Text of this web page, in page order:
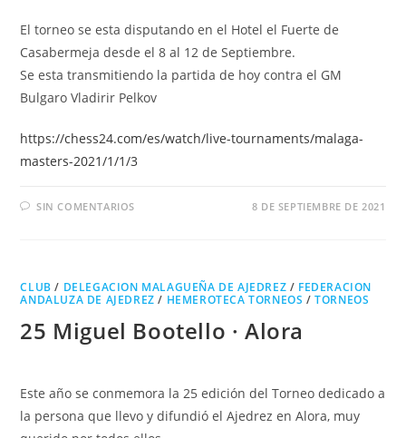
El torneo se esta disputando en el Hotel el Fuerte de
Casabermeja desde el 8 al 12 de Septiembre.
Se esta transmitiendo la partida de hoy contra el GM
Bulgaro Vladirir Pelkov
https://chess24.com/es/watch/live-tournaments/malaga-
masters-2021/1/1/3
SIN COMENTARIOS 8 DE SEPTIEMBRE DE 2021
CLUB / DELEGACION MALAGUEÑA DE AJEDREZ / FEDERACION
ANDALUZA DE AJEDREZ / HEMEROTECA TORNEOS /TORNEOS
25 Miguel Bootello · Alora
Este año se conmemora la 25 edición del Torneo dedicado a
la persona que llevo y difundió el Ajedrez en Alora, muy